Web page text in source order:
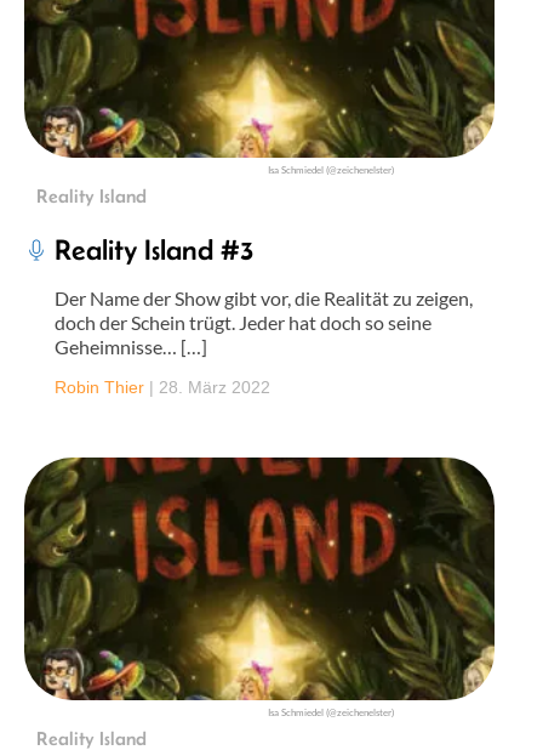
Isa Schmiedel (@zeichenelster)
Reality Island
Reality Island #3
Der Name der Show gibt vor, die Realität zu zeigen,
doch der Schein trügt. Jeder hat doch so seine
Geheimnisse… […]
Robin Thier | 28. März 2022
Isa Schmiedel (@zeichenelster)
Reality Island